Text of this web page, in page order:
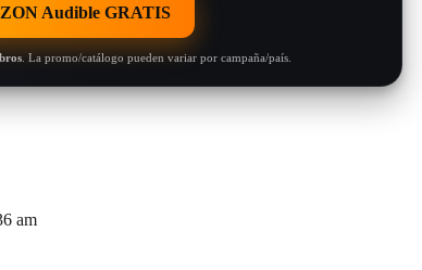
Audible GRATIS
. La promo/catálogo pueden variar por campaña/país.
am